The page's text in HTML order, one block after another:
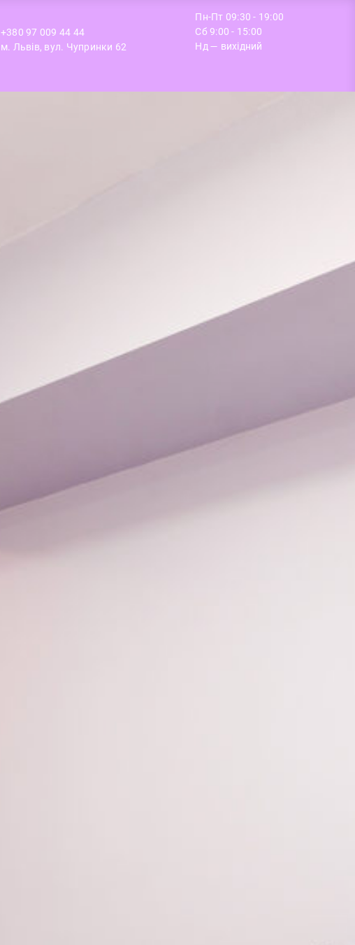
+380 97 009 44 44
м. Львів, вул. Чупринки 62
Пн-Пт 09:30 - 19:00
Сб 9:00 - 15:00
Нд — вихідний